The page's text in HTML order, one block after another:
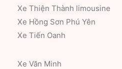
Xe Thiện Thành limousine
Xe Hồng Sơn Phú Yên
Xe Tiến Oanh
Xe Văn Minh